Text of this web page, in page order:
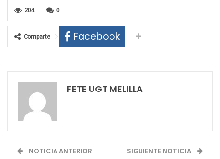
0
204
Comparte Facebook
FETE UGT MELILLA
NOTICIA ANTERIOR SIGUIENTE NOTICIA